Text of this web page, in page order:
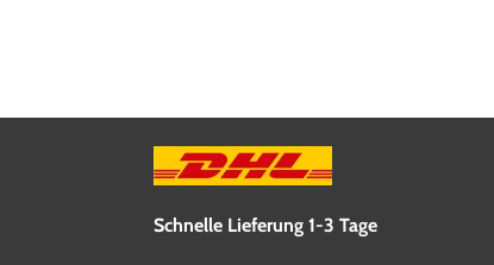
Schnelle Lieferung 1-3 Tage